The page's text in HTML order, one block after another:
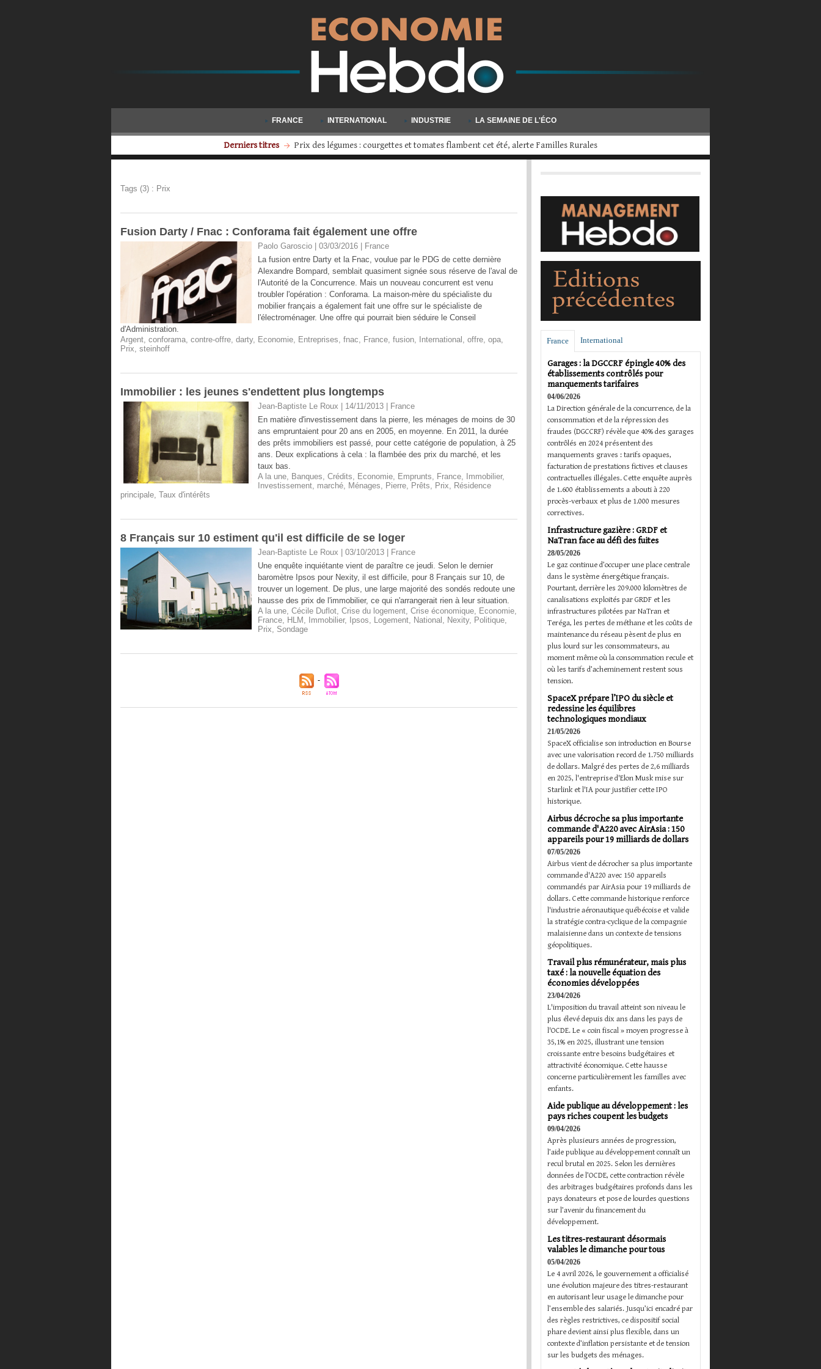
FRANCE INTERNATIONAL INDUSTRIE LA SEMAINE DE L'ÉCO
Derniers titres Volkswagen engage une restructuration d'ampleur : quatre usines devraient fermer
Tags (3) : Prix
​Fusion Darty / Fnac : Conforama fait également une offre
Paolo Garoscio | 03/03/2016
France
La fusion entre Darty et la Fnac, voulue par le PDG de cette dernière
Alexandre Bompard, semblait quasiment signée sous réserve de l'aval de
l'Autorité de la Concurrence. Mais un nouveau concurrent est venu
troubler l'opération : Conforama. La maison-mère du spécialiste du
mobilier français a également fait une offre sur le spécialiste de
l'électroménager. Une offre qui pourrait bien séduire le Conseil
d'Administration.
Argent, conforama, contre-offre, darty, Economie, Entreprises, fnac, France, fusion, International , offre, opa,
Prix, steinhoff
Immobilier : les jeunes s'endettent plus longtemps
Jean-Baptiste Le Roux | 14/11/2013
France
En matière d'investissement dans la pierre, les ménages de moins de 30
ans empruntaient pour 20 ans en 2005, en moyenne. En 2011, la durée
des prêts immobiliers est passé, pour cette catégorie de population, à 25
ans. Deux explications à cela : la flambée des prix du marché, et les
taux bas.
A la une, Banques, Crédits, Economie, Emprunts, France, Immobilier,
Investissement, marché, Ménages, Pierre, Prêts, Prix, Résidence
principale, Taux d'intérêts
8 Français sur 10 estiment qu'il est difficile de se loger
Jean-Baptiste Le Roux | 03/10/2013
France
Une enquête inquiétante vient de paraître ce jeudi. Selon le dernier
baromètre Ipsos pour Nexity, il est difficile, pour 8 Français sur 10, de
trouver un logement. De plus, une large majorité des sondés redoute une
hausse des prix de l'immobilier, ce qui n'arrangerait rien à leur situation.
A la une, Cécile Duflot, Crise du logement, Crise économique, Economie,
France, HLM , Immobilier, Ipsos, Logement, National , Nexity, Politique,
Prix, Sondage
France International
Garages : la DGCCRF épingle 40% des
établissements contrôlés pour
manquements tarifaires
04/06/2026
La Direction générale de la concurrence, de la
consommation et de la répression des
fraudes (DGCCRF) révèle que 40% des garages
contrôlés en 2024 présentent des
manquements graves : tarifs opaques,
facturation de prestations fictives et clauses
contractuelles illégales. Cette enquête auprès
de 1.600 établissements a abouti à 220
procès-verbaux et plus de 1.000 mesures
correctives.
Infrastructure gazière : GRDF et
NaTran face au défi des fuites
28/05/2026
Le gaz continue d’occuper une place centrale
dans le système énergétique français.
Pourtant, derrière les 209.000 kilomètres de
canalisations exploités par GRDF et les
infrastructures pilotées par NaTran et
Teréga, les pertes de méthane et les coûts de
maintenance du réseau pèsent de plus en
plus lourd sur les consommateurs, au
moment même où la consommation recule et
où les tarifs d’acheminement restent sous
tension.
SpaceX prépare l’IPO du siècle et
redessine les équilibres
technologiques mondiaux
21/05/2026
SpaceX officialise son introduction en Bourse
avec une valorisation record de 1.750 milliards
de dollars. Malgré des pertes de 2,6 milliards
en 2025, l'entreprise d'Elon Musk mise sur
Starlink et l'IA pour justifier cette IPO
historique.
Airbus décroche sa plus importante
commande d'A220 avec AirAsia : 150
appareils pour 19 milliards de dollars
07/05/2026
Airbus vient de décrocher sa plus importante
commande d'A220 avec 150 appareils
commandés par AirAsia pour 19 milliards de
dollars. Cette commande historique renforce
l'industrie aéronautique québécoise et valide
la stratégie contra-cyclique de la compagnie
malaisienne dans un contexte de tensions
géopolitiques.
Travail plus rémunérateur, mais plus
taxé : la nouvelle équation des
économies développées
23/04/2026
L'imposition du travail atteint son niveau le
plus élevé depuis dix ans dans les pays de
l'OCDE. Le « coin fiscal » moyen progresse à
35,1% en 2025, illustrant une tension
croissante entre besoins budgétaires et
attractivité économique. Cette hausse
concerne particulièrement les familles avec
enfants.
Aide publique au développement : les
pays riches coupent les budgets
09/04/2026
Après plusieurs années de progression,
l’aide publique au développement connaît un
recul brutal en 2025. Selon les dernières
données de l’OCDE, cette contraction révèle
des arbitrages budgétaires profonds dans les
pays donateurs et pose de lourdes questions
sur l’avenir du financement du
développement.
Les titres-restaurant désormais
valables le dimanche pour tous
05/04/2026
Le 4 avril 2026, le gouvernement a officialisé
une évolution majeure des titres-restaurant
en autorisant leur usage le dimanche pour
l’ensemble des salariés. Jusqu’ici encadré par
des règles restrictives, ce dispositif social
phare devient ainsi plus flexible, dans un
contexte d’inflation persistante et de tension
sur les budgets des ménages.